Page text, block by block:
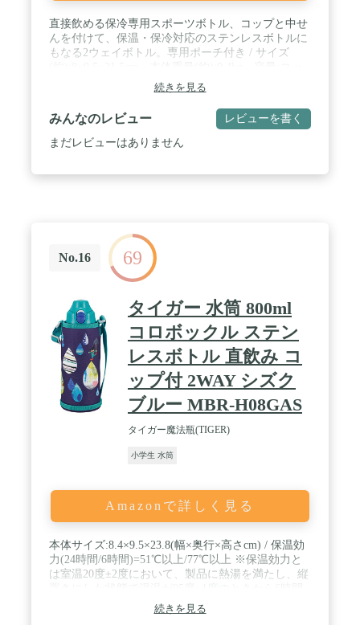
直接飲める保冷専用スポーツボトル、コップと中せ
んを付けて、保温・保冷対応のステンレスボトルに
もなる2ウェイボトル。専用ポーチ付き / サイズ
プ使用時/600ml、キャップユニット使用時/630ml /
原産国:マレーシア / 保温効力:(中せん使用時)72℃以
上(6時間)/保冷効力:(キャップユニット使用時)9℃以
下(6時間) / 素材・材質:内びん:ステンレス鋼 / 胴部:
ステンレス鋼(アクリル樹脂塗装) / コップ、中せ
続きを見る
みんなのレビュー レビューを書く
まだレビューはありません
No.16 69
タイガー 水筒 800ml
コロボックル ステン
レスボトル 直飲み コ
ップ付 2WAY シズク
ブルー MBR-H08GAS
タイガー魔法瓶(TIGER)
小学生 水筒
Amazonで詳しく見る
本体サイズ:8.4×9.5×23.8(幅×奥行×高さcm) / 保温効
力(24時間/6時間)=51℃以上/77℃以上 ※保温効力と
は室温20度±2度において、製品に熱湯を満たし、縦
放置した場合におけるその湯の温度です。※コップ
中せん使用時です / 保冷効力(6時間)=8℃以下 ※保
続きを見る